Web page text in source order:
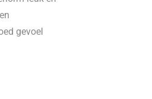
gevoel